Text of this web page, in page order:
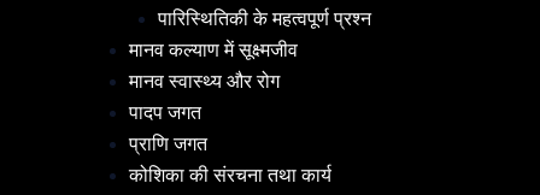
पारिस्थितिकी के महत्वपूर्ण प्रश्न
मानव कल्याण में सूक्ष्मजीव
मानव स्वास्थ्य और रोग
पादप जगत
प्राणि जगत
कोशिका की संरचना तथा कार्य